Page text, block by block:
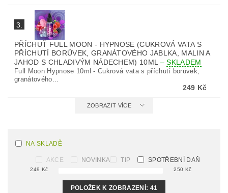
3.
PŘÍCHUŤ FULL MOON - HYPNOSE (CUKROVÁ VATA S
PŘÍCHUTÍ BORŮVEK, GRANÁTOVÉHO JABLKA, MALIN A
JAHOD S CHLADIVÝM NÁDECHEM) 10ML –SKLADEM
Full Moon Hypnose 10ml - Cukrová vata s příchutí borůvek,
granátového...
249 Kč
ZOBRAZIT VÍCE
NA SKLADĚ
AKCE NOVINKA TIP SPOTŘEBNÍ DAŇ
249 Kč 250 Kč
POLOŽEK K ZOBRAZENÍ: 41